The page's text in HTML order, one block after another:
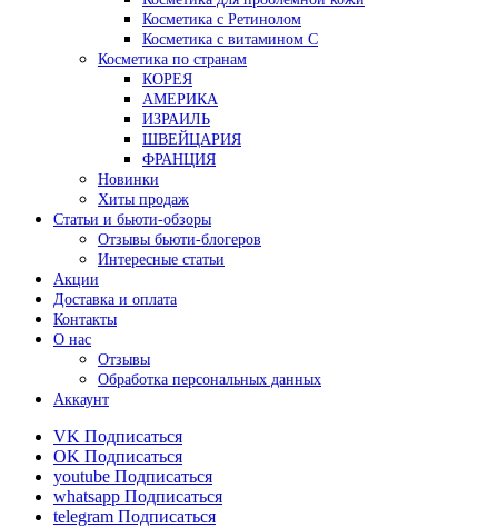
Косметика с Ретинолом
Косметика с витамином С
Косметика по странам
КОРЕЯ
АМЕРИКА
ИЗРАИЛЬ
ШВЕЙЦАРИЯ
ФРАНЦИЯ
Новинки
Хиты продаж
Статьи и бьюти-обзоры
Отзывы бьюти-блогеров
Интересные статьи
Акции
Доставка и оплата
Контакты
О нас
Отзывы
Обработка персональных данных
Аккаунт
VK Подписаться
OK Подписаться
youtube Подписаться
whatsapp Подписаться
telegram Подписаться